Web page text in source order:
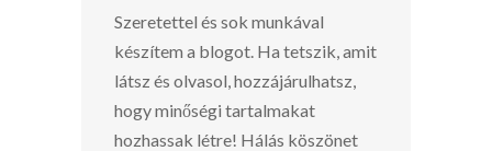
Szeretettel és sok munkával
készítem a blogot. Ha tetszik, amit
látsz és olvasol, hozzájárulhatsz,
hogy minőségi tartalmakat
hozhassak létre! Hálás köszönet